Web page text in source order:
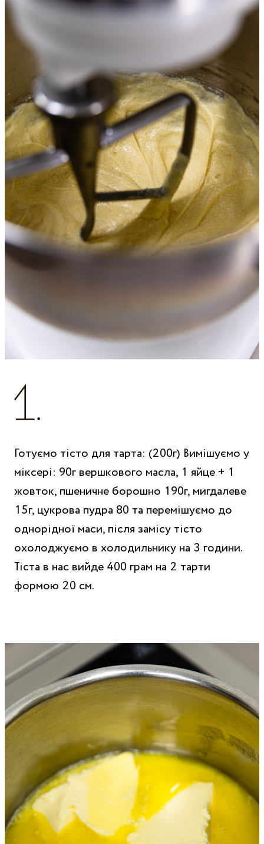
Готуємо тісто для тарта: (200г) Вимішуємо у
міксері: 90г вершкового масла, 1 яйце + 1
жовток, пшеничне борошно 190г, мигдалеве
15г, цукрова пудра 80 та перемішуємо до
однорідної маси, після замісу тісто
охолоджуємо в холодильнику на 3 години.
Тіста в нас вийде 400 грам на 2 тарти
формою 20 см.